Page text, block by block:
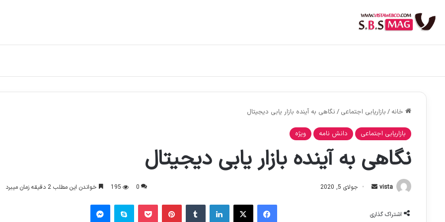
خانه / بازاریابی اجتماعی / نگاهی به آینده بازار یابی دیجیتال
بازاریابی اجتماعی دانش نامه ویژه
نگاهی به آینده بازار یابی دیجیتال
vista جولای 5, 2020 0
195 خواندن این مطلب 2 دقیقه زمان میبرد
اشتراک گذاری
فیس بوک X لینکدین ‫پین‌ترست پاکت اسکایپ